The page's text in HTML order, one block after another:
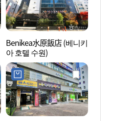
Benikea水原飯店 (베니키
아 호텔 수원)